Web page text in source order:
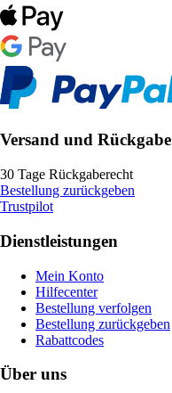
Versand und Rückgabe
30 Tage Rückgaberecht
Bestellung zurückgeben
Trustpilot
Dienstleistungen
Mein Konto
Hilfecenter
Bestellung verfolgen
Bestellung zurückgeben
Rabattcodes
Über uns